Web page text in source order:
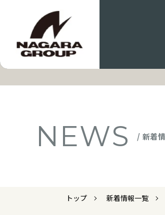
NEWS / 新着
トップ 新着情報一覧